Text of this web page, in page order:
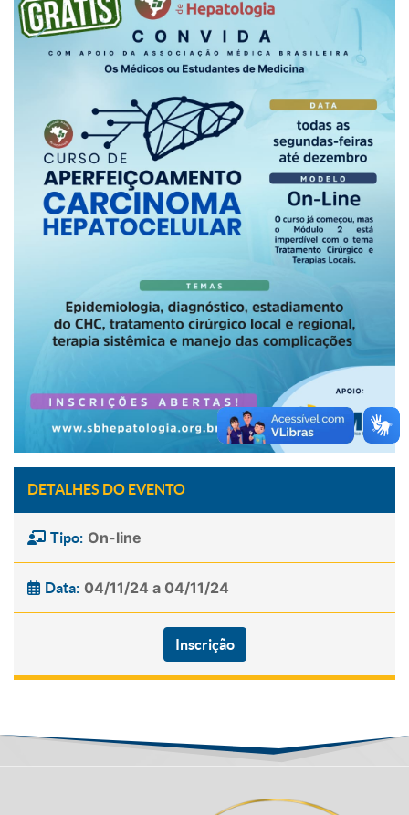
DETALHES DO EVENTO
Tipo: On-line
Data: 04/11/24 a 04/11/24
Inscrição